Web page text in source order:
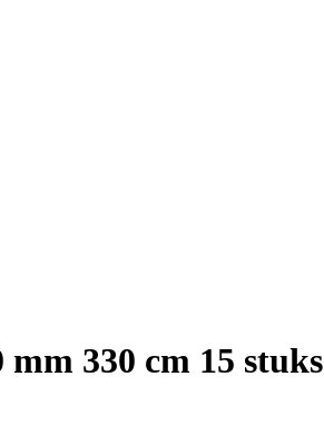
330 cm 15 stuks